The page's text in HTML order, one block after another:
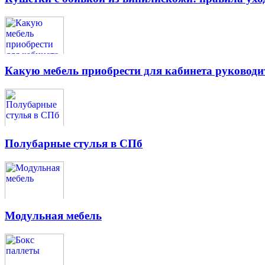
Какую мебель приобрести для кабинета
Полубарные стулья в СПб
Модульная мебель